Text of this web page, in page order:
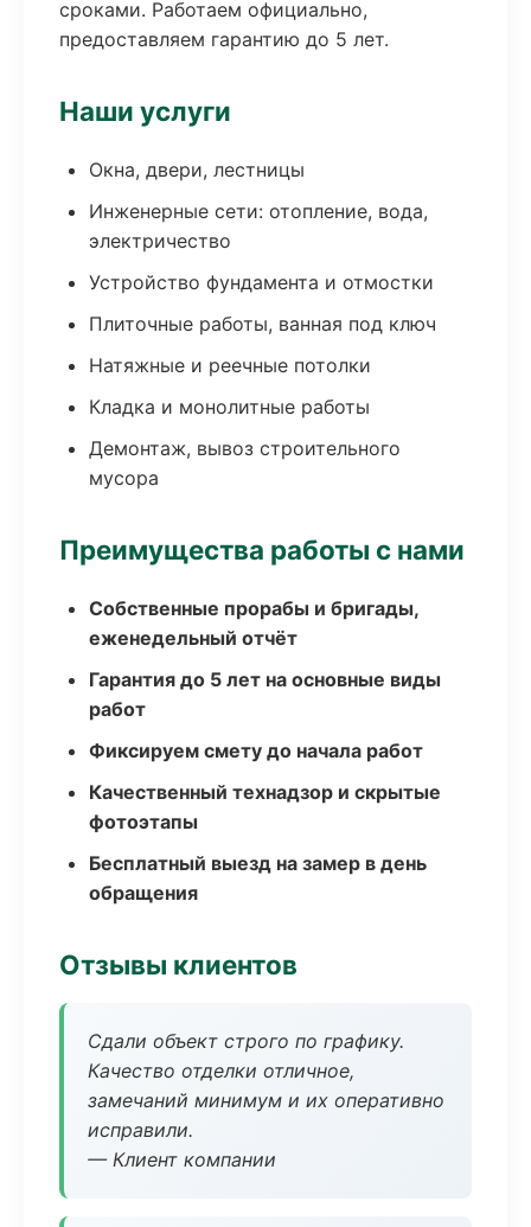
сроками. Работаем официально,
предоставляем гарантию до 5 лет.
Наши услуги
Окна, двери, лестницы
Инженерные сети: отопление, вода,
электричество
Устройство фундамента и отмостки
Плиточные работы, ванная под ключ
Натяжные и реечные потолки
Кладка и монолитные работы
Демонтаж, вывоз строительного
мусора
Преимущества работы с нами
Собственные прорабы и бригады,
еженедельный отчёт
Гарантия до 5 лет на основные виды
работ
Фиксируем смету до начала работ
Качественный технадзор и скрытые
фотоэтапы
Бесплатный выезд на замер в день
обращения
Отзывы клиентов
Сдали объект строго по графику.
Качество отделки отличное,
замечаний минимум и их оперативно
исправили.
— Клиент компании